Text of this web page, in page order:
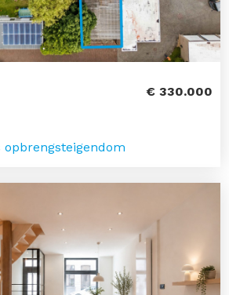
€ 330.000